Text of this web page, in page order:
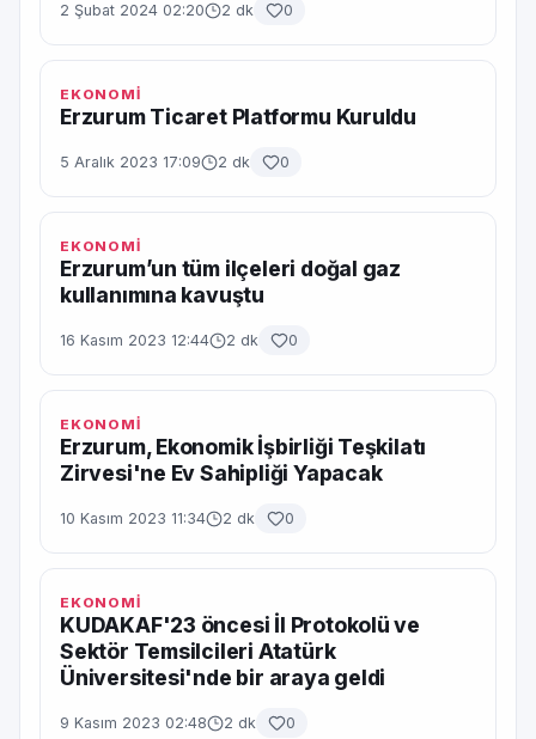
2 Şubat 2024 02:20 2 dk 0
EKONOMİ
Erzurum Ticaret Platformu Kuruldu
5 Aralık 2023 17:09 2 dk 0
EKONOMİ
Erzurum’un tüm ilçeleri doğal gaz
kullanımına kavuştu
16 Kasım 2023 12:44 2 dk 0
EKONOMİ
Erzurum, Ekonomik İşbirliği Teşkilatı
Zirvesi'ne Ev Sahipliği Yapacak
10 Kasım 2023 11:34 2 dk 0
EKONOMİ
KUDAKAF'23 öncesi İl Protokolü ve
Sektör Temsilcileri Atatürk
Üniversitesi'nde bir araya geldi
9 Kasım 2023 02:48 2 dk 0